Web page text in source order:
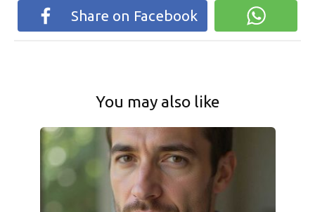
Share on Facebook
You may also like